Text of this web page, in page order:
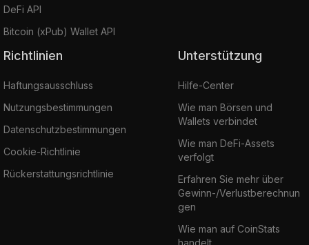
DeFi API
Bitcoin (xPub) Wallet API
Richtlinien
Haftungsausschluss
Nutzungsbestimmungen
Datenschutzbestimmungen
Cookie-Richtlinie
Rückerstattungsrichtlinie
Unterstützung
Hilfe-Center
Wie man Börsen und
Wallets verbindet
Wie man DeFi-Assets
verfolgt
Erfahren Sie mehr über
Gewinn-/Verlustberechnun
gen
Wie man auf CoinStats